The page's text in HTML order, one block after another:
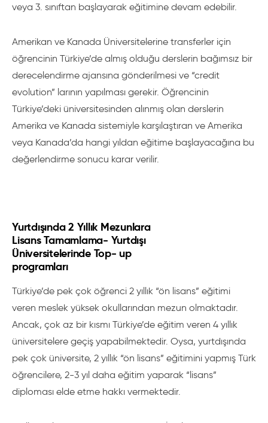
veya 3. sınıftan başlayarak eğitimine devam edebilir.
Amerikan ve Kanada Üniversitelerine transferler için
öğrencinin Türkiye’de almış olduğu derslerin bağımsız bir
derecelendirme ajansına gönderilmesi ve “credit
evolution” larının yapılması gerekir. Öğrencinin
Türkiye’deki üniversitesinden alınmış olan derslerin
Amerika ve Kanada sistemiyle karşılaştıran ve Amerika
veya Kanada’da hangi yıldan eğitime başlayacağına bu
değerlendirme sonucu karar verilir.
Yurtdışında 2 Yıllık Mezunlara
Lisans Tamamlama- Yurtdışı
Üniversitelerinde Top- up
programları
Türkiye’de pek çok öğrenci 2 yıllık “ön lisans” eğitimi
veren meslek yüksek okullarından mezun olmaktadır.
Ancak, çok az bir kısmı Türkiye’de eğitim veren 4 yıllık
üniversitelere geçiş yapabilmektedir. Oysa, yurtdışında
pek çok üniversite, 2 yıllık “ön lisans” eğitimini yapmış Türk
öğrencilere, 2-3 yıl daha eğitim yaparak “lisans”
diploması elde etme hakkı vermektedir.